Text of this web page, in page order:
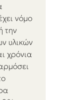
νόμο
την
υλικών
χρόνια